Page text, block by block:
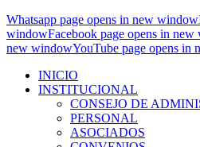
Whatsapp page opens in new window
windowFacebook page opens in
new windowYouTube page opens in
INICIO
INSTITUCIONAL
CONSEJO DE
PERSONAL
ASOCIADOS